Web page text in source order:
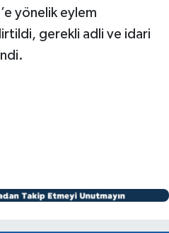
yönelik eylem
gerekli adli ve idari